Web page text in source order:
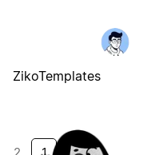
ZikoTemplates
1
2